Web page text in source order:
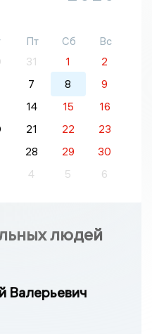
Пт Сб
Вс
31 1
2
7 8
9
14 15
16
21 22
23
28 29
30
4 5 6
людей
Валерьевич